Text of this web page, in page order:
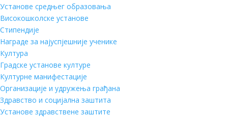
Установе средњег образовања
Високошколске установе
Стипендије
Награде за најуспјешније ученике
Култура
Градске установе културе
Културне манифестације
Организације и удружења грађана
Здравство и социјална заштита
Установе здравствене заштите